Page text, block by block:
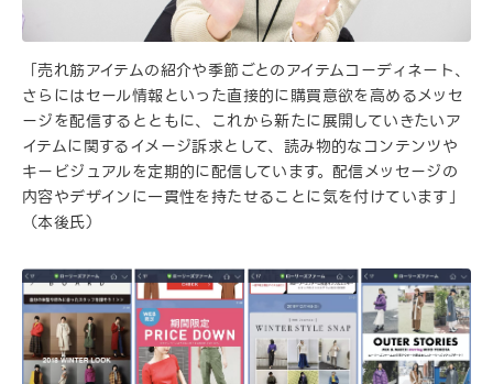
「売れ筋アイテムの紹介や季節ごとのアイテムコーディネート、
さらにはセール情報といった直接的に購買意欲を高めるメッセ
ージを配信するとともに、これから新たに展開していきたいア
イテムに関するイメージ訴求として、読み物的なコンテンツや
キービジュアルを定期的に配信しています。配信メッセージの
内容やデザインに一貫性を持たせることに気を付けています」
（本後氏）